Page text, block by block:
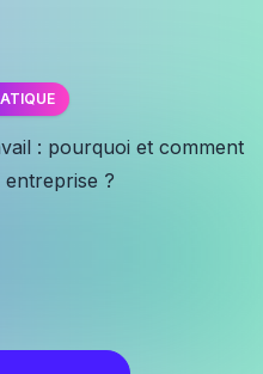
: pourquoi et comment
entreprise ?